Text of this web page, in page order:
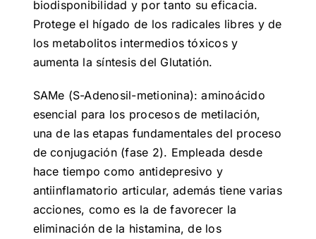
biodisponibilidad y por tanto su eficacia.
Protege el hígado de los radicales libres y de
los metabolitos intermedios tóxicos y
aumenta la síntesis del Glutatión.
SAMe (S-Adenosil-metionina): aminoácido
esencial para los procesos de metilación,
una de las etapas fundamentales del proceso
de conjugación (fase 2). Empleada desde
hace tiempo como antidepresivo y
antiinflamatorio articular, además tiene varias
acciones, como es la de favorecer la
eliminación de la histamina, de los